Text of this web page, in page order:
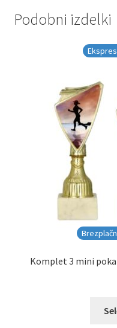
Podobni izdelki
Komplet 3 mini